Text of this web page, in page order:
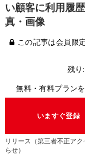
い顧客に利用履
真・画像
この記事は会員限
残り
無料・有料プラン
いますぐ登録
リリース（第三者不正ア
らせ）